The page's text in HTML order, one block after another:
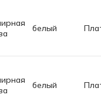
белый
белый